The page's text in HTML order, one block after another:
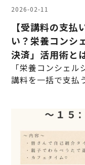
2026-02-11
【受講料の支
い？栄養コンシ
決済」活用術と
「栄養コンシェ
講料を一括で支払